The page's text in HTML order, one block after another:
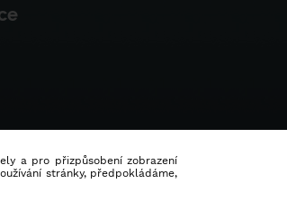
a pro přizpůsobení zobrazení
stránky, předpokládáme,